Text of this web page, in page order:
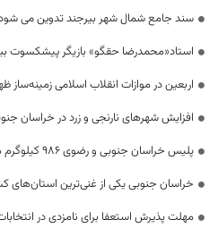
سند جامع شمال شهر بیرجند تدوین می
استاد«محمدرضا حقگو» بازیگر پیشکسوت
اربعین در موازات انقلاب اسلامی زمینه‌ساز
افزایش شهرهای نارنجی و زرد در خراسان
پلیس خراسان جنوبی و رضوی 986 کیلوگرم موادمخدر را کشف کردند
خراسان جنوبی یکی از غنی‌ترین استان‌های
مهلت پذیرش استعفا برای نامزدی در